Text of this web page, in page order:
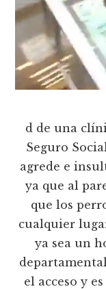
d de una
Seguro
agrede e
ya que al
que los
cualquier
ya sea un
el acceso y